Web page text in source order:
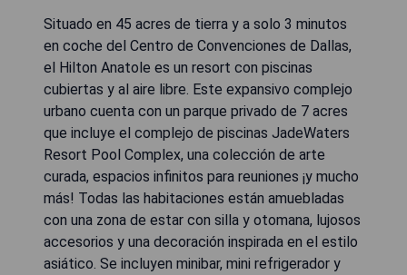
Situado en 45 acres de tierra y a solo 3 minutos
en coche del Centro de Convenciones de Dallas,
el Hilton Anatole es un resort con piscinas
cubiertas y al aire libre. Este expansivo complejo
urbano cuenta con un parque privado de 7 acres
que incluye el complejo de piscinas JadeWaters
Resort Pool Complex, una colección de arte
curada, espacios infinitos para reuniones ¡y mucho
más! Todas las habitaciones están amuebladas
con una zona de estar con silla y otomana, lujosos
accesorios y una decoración inspirada en el estilo
asiático. Se incluyen minibar, mini refrigerador y